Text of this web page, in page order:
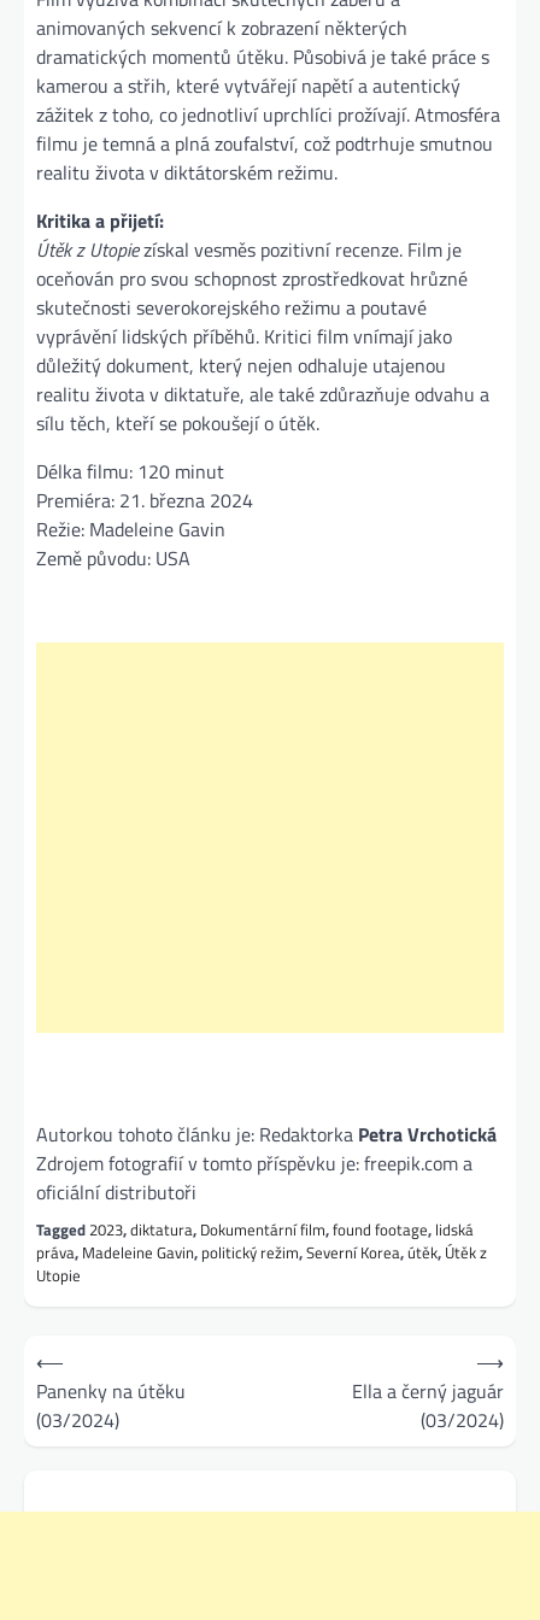
animovaných sekvencí k zobrazení některých
dramatických momentů útěku. Působivá je také práce s
kamerou a střih, které vytvářejí napětí a autentický
zážitek z toho, co jednotliví uprchlíci prožívají. Atmosféra
filmu je temná a plná zoufalství, což podtrhuje smutnou
realitu života v diktátorském režimu.
Kritika a přijetí:
Útěk z Utopiezískal vesměs pozitivní recenze. Film je
oceňován pro svou schopnost zprostředkovat hrůzné
skutečnosti severokorejského režimu a poutavé
vyprávění lidských příběhů. Kritici film vnímají jako
důležitý dokument, který nejen odhaluje utajenou
realitu života v diktatuře, ale také zdůrazňuje odvahu a
sílu těch, kteří se pokoušejí o útěk​.
Délka filmu: 120 minut
Premiéra: 21. března 2024
Režie: Madeleine Gavin
Země původu: USA
Autorkou tohoto článku je: Redaktorka Petra Vrchotická
Zdrojem fotografií v tomto příspěvku je: freepik.com a
oficiální distributoři
Tagged 2023,diktatura, Dokumentární film,found footage, lidská
práva, Madeleine Gavin, politický režim,Severní Korea,útěk, Útěk z
Utopie
Navigace
pro
příspěvek
⟵
Panenky na útěku
(03/2024)
Ella a černý jaguár
(03/2024)
⟶